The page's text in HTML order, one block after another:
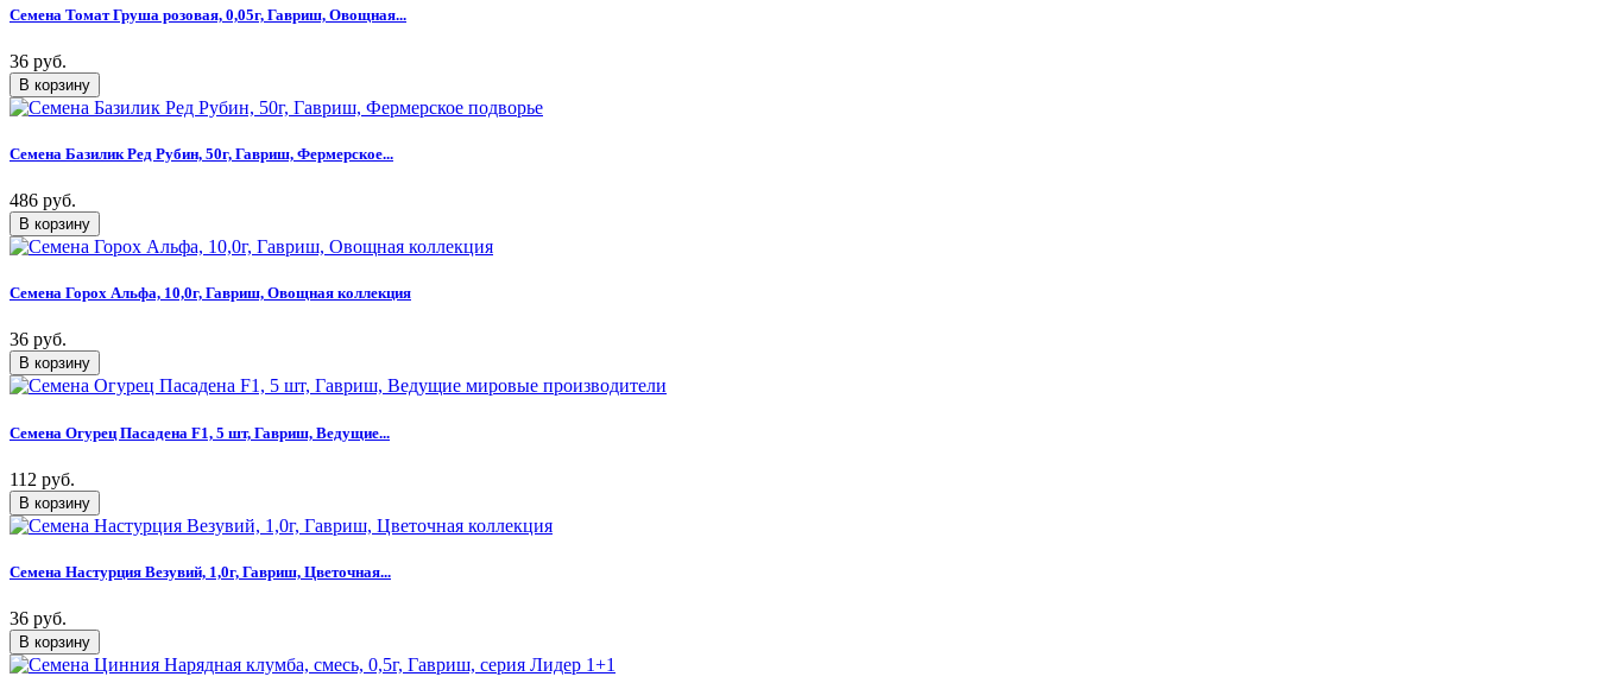
Семена Томат Груша розовая, 0,05г, Гавриш, Овощная...
36 руб.
Семена Базилик Ред Рубин, 50г, Гавриш, Фермерское...
486 руб.
Семена Горох Альфа, 10,0г, Гавриш, Овощная коллекция
36 руб.
Семена Огурец Пасадена F1, 5 шт, Гавриш, Ведущие...
112 руб.
Семена Настурция Везувий, 1,0г, Гавриш, Цветочная...
36 руб.